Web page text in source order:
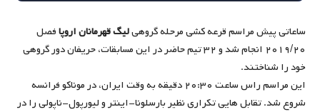
ساعاتی پیش مراسم قرعه کشی مرحله گروهیلیگ قهرمانان اروپافصل
۲۰۱۹/۲۰ انجام شد و ۳۲ تیم حاضر در این مسابقات،‌ حریفان دور گروهی
خود را شناختند.
این مراسم راس ساعت ۲۰:۳۰ دقیقه به وقت ایران،‌ در موناکو فرانسه
شروع شد. تقابل هایی تکراری نظیر بارسلونا-اینتر و لیورپول-ناپولی را در